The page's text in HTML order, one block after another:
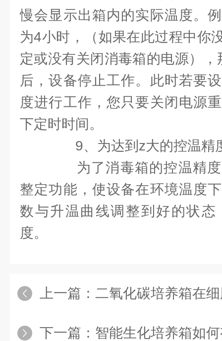
慢会显示出箱内的实际温度。
为4小时，（如果在此过程中你
定或没有关闭消毒箱的电源）
后，设备停止工作。此时若要
度进行工作，您只要关闭电源
下定时时间。
9、为达到z大的控温精
为了消毒箱的控温精度
整定功能，使设备在环境温度
数与升温曲线调整到好的状态
度。
上一篇： 二氧化碳培养箱在
下一篇： 智能生化培养箱如何